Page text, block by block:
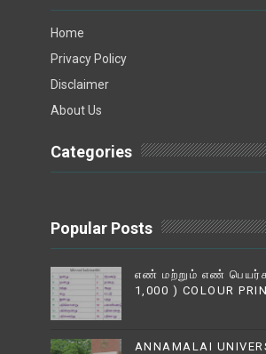
Home
Privacy Policy
Disclaimer
About Us
Categories
Popular Posts
எண் மற்றும் எண்
1,000 ) COLOUR
ANNAMALAI